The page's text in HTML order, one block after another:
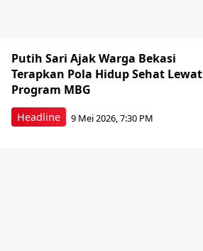
Headline
Putih Sari Ajak Warga Bekasi
Terapkan Pola Hidup Sehat Lewat
Program MBG
9 Mei 2026, 7:30 PM